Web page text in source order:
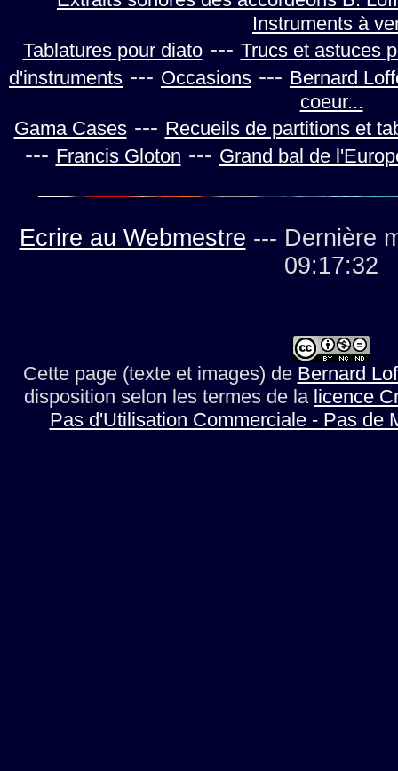
Instruments à
Tablatures pour diato--- Trucs et astuces
d'instruments --- Occasions --- Bernard
coeur...
Gama Cases--- Recueils de partitions et
--- Francis Gloton --- Grand bal de
Ecrire au Webmestre --- Dernière
09:17:32
Cette page (texte et images) de Bernard
disposition selon les termes de la licence
Pas d'Utilisation Commerciale - Pas de